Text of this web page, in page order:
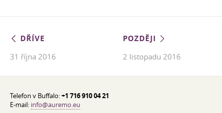
DŘÍVE
31 října 2016
POZDĚJI
2 listopadu 2016
Telefon v Buffalo:+1 716 910 04 21
E-mail: info@auremo.eu